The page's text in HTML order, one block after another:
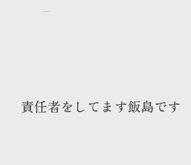
責任者をしてます飯島です